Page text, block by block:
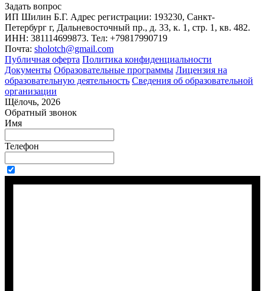
Задать вопрос
ИП Шилин Б.Г. Адрес регистрации: 193230, Санкт-
Петербург г, Дальневосточный пр., д. 33, к. 1, стр. 1, кв. 482.
ИНН: 381114699873. Тел: +79817990719
Почта: sholotch@gmail.com
Публичная оферта Политика конфиденциальности
Документы Образовательные программы Лицензия на
образовательную деятельность Сведения об образовательной
организации
Щёлочь, 2026
Обратный звонок
Имя
Телефон